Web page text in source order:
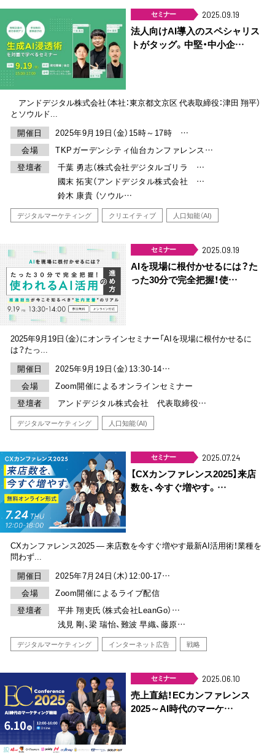
セミナー 2025.09.19
法人向けAI導入のスペシャリス
トがタッグ。中堅・中小企…
アンドデジタル株式会社（本社：東京都文京区 代表取締役：津田 翔平）
とソウルド...
開催日
2025年9月19日（金）15時～17時 …
会場
TKPガーデンシティ仙台カンファレンス…
登壇者
千葉 勇志（株式会社デジタルゴリラ …
國末 拓実（アンドデジタル株式会社 …
鈴木 康貴 （ソウル…
デジタルマーケティング クリエイティブ 人口知能（AI)
セミナー 2025.09.19
AIを現場に根付かせるには？た
った30分で完全把握！使…
2025年9月19日（金）にオンラインセミナー「AIを現場に根付かせるに
は？たっ...
開催日
2025年9月19日（金）13:30-14…
会場
Zoom開催によるオンラインセミナー
登壇者
アンドデジタル株式会社 代表取締役…
デジタルマーケティング 人口知能（AI)
セミナー 2025.07.24
【CXカンファレンス2025】来店
数を、今すぐ増やす。…
CXカンファレンス2025 ― 来店数を今すぐ増やす最新AI活用術！業種を
問わず...
開催日
2025年7月24日（木）12:00-17…
会場
Zoom開催によるライブ配信
登壇者
平井 翔吏氏（株式会社LeanGo）…
浅見 剛、梁 瑞怡、難波 早織、藤原…
デジタルマーケティング インターネット広告 戦略
セミナー 2025.06.10
売上直結！ECカンファレンス
2025～AI時代のマーケ…